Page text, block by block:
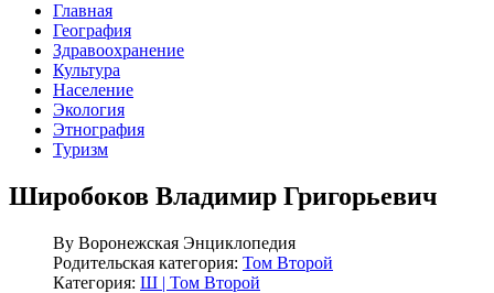
Главная
География
Здравоохранение
Культура
Население
Экология
Этнография
Туризм
Широбоков Владимир Григорьевич
By Воронежская Энциклопедия
Родительская категория: Том Второй
Категория: Ш | Том Второй